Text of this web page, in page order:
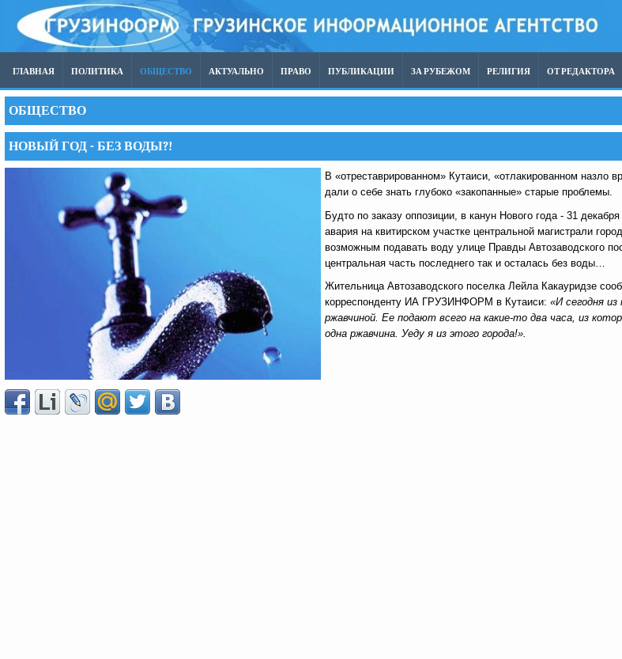
ГЛАВНАЯ ПОЛИТИКА ОБЩЕСТВО АКТУАЛЬНО ПРАВО ПУБЛИКАЦИИ ЗА РУБЕЖОМ РЕЛИГИЯ ОТ РЕДАКТОРА
ОБЩЕСТВО
НОВЫЙ ГОД - БЕЗ ВОДЫ?!
В «отреставрированном» Кутаиси, «отлакированном назло
дали о себе знать глубоко «закопанные» старые проблемы.
Будто по заказу оппозиции, в канун Нового года - 31
авария на квитирском участке центральной магистрали
возможным подавать воду улице Правды Автозаводского
центральная часть последнего так и осталась без воды…
Жительница Автозаводского поселка Лейла Какауридзе
корреспонденту ИА ГРУЗИНФОРМ в Кутаиси: «И сегодня из
ржавчиной. Ее подают всего на какие-то два часа, из
одна ржавчина. Уеду я из этого города!».